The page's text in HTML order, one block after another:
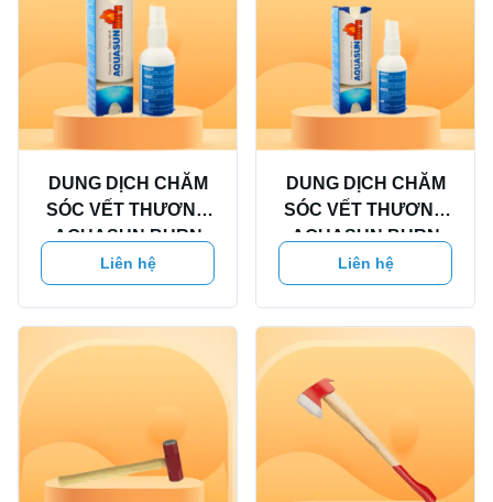
DUNG DỊCH CHĂM
SÓC VẾT THƯƠNG
AQUASUN BURN
100MLl
Liên hệ
DUNG DỊCH CHĂM
SÓC VẾT THƯƠNG
AQUASUN BURN
50ML
Liên hệ